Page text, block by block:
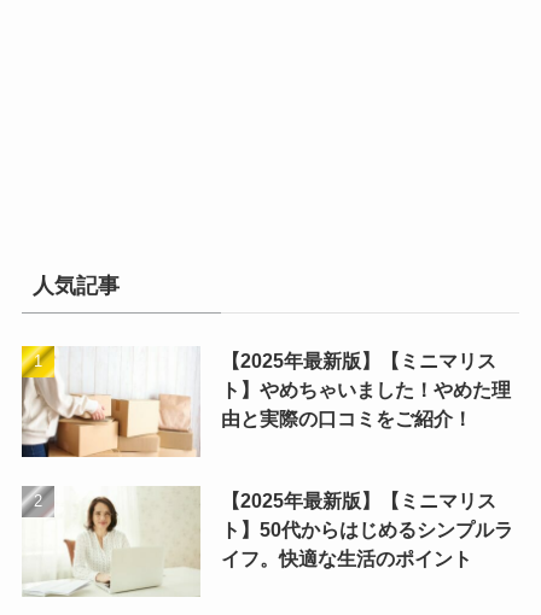
人気記事
【2025年最新版】【ミニマリス
ト】やめちゃいました！やめた理
由と実際の口コミをご紹介！
【2025年最新版】【ミニマリス
ト】50代からはじめるシンプルラ
イフ。快適な生活のポイント